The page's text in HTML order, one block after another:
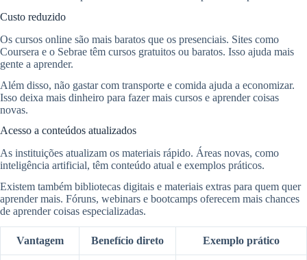
Custo reduzido
Os cursos online são mais baratos que os presenciais. Sites como
Coursera e o Sebrae têm cursos gratuitos ou baratos. Isso ajuda mais
gente a aprender.
Além disso, não gastar com transporte e comida ajuda a economizar.
Isso deixa mais dinheiro para fazer mais cursos e aprender coisas
novas.
Acesso a conteúdos atualizados
As instituições atualizam os materiais rápido. Áreas novas, como
inteligência artificial, têm conteúdo atual e exemplos práticos.
Existem também bibliotecas digitais e materiais extras para quem quer
aprender mais. Fóruns, webinars e bootcamps oferecem mais chances
de aprender coisas especializadas.
Vantagem Benefício direto Exemplo prático